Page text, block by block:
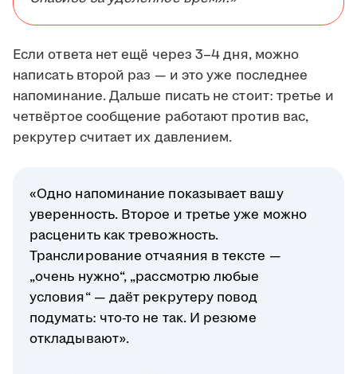
Если ответа нет ещё через 3–4 дня, можно
написать второй раз — и это уже последнее
напоминание. Дальше писать не стоит: третье и
четвёртое сообщение работают против вас,
рекрутер считает их давлением.
«Одно напоминание показывает вашу
уверенность. Второе и третье уже можно
расценить как тревожность.
Транслирование отчаяния в тексте —
„очень нужно“, „рассмотрю любые
условия“ — даёт рекрутеру повод
подумать: что-то не так. И резюме
откладывают».